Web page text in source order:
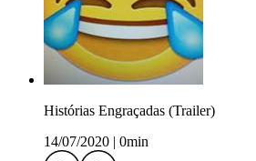
Histórias Engraçadas (Trailer)
14/07/2020
0min